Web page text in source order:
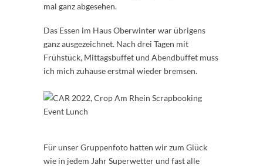
mal ganz abgesehen.
Das Essen im Haus Oberwinter war übrigens
ganz ausgezeichnet. Nach drei Tagen mit
Frühstück, Mittagsbuffet und Abendbuffet muss
ich mich zuhause erstmal wieder bremsen.
Für unser Gruppenfoto hatten wir zum Glück
wie in jedem Jahr Superwetter und fast alle